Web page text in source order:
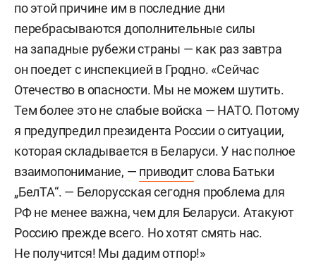
по этой причине им в последние дни
перебрасываются дополнительные силы
на западные рубежи страны — как раз завтра
он поедет с инспекцией в Гродно. «Сейчас
Отечество в опасности. Мы не можем шутить.
Тем более это не слабые войска — НАТО. Потому
я предупредил президента России о ситуации,
которая складывается в Беларуси. У нас полное
взаимопонимание, — приводитслова Батьки
„БелТА“. — Белорусская сегодня проблема для
РФ не менее важна, чем для Беларуси. Атакуют
Россию прежде всего. Но хотят смять нас.
Не получится! Мы дадим отпор!»